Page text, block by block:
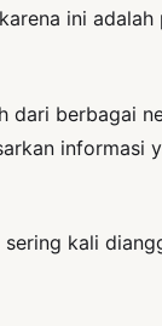
ini
dari berbagai
kali